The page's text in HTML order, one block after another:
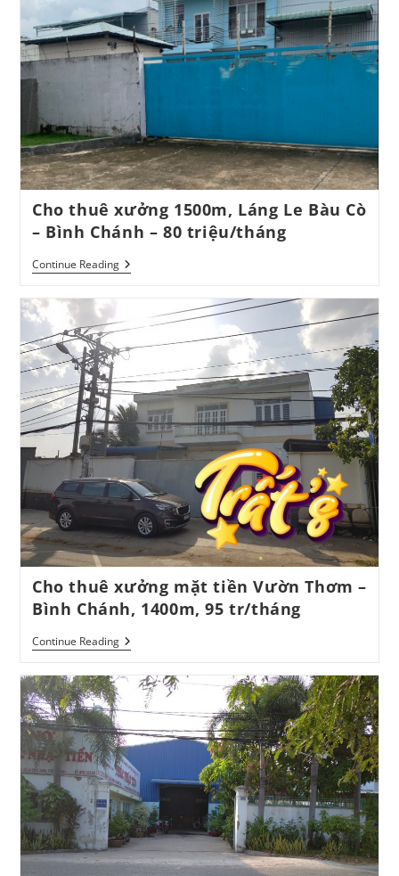
1500m
–
36
Tỷ
Cho thuê xưởng 1500m, Láng Le Bàu Cò
– Bình Chánh – 80 triệu/tháng
Continue ReadingCho
Thuê
Láng
Le
Bàu
Cò
–
Bình
Chánh
–
80
Triệu/tháng
Cho thuê xưởng mặt tiền Vườn Thơm –
Bình Chánh, 1400m, 95 tr/tháng
Continue ReadingCho
Thuê
Mặt
Tiền
Vườn
Thơm
–
Bình
Chánh,
1400m,
95
Tr/tháng